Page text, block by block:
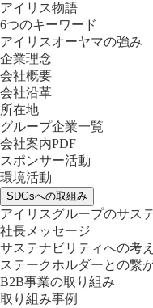
アイリス物語
6つのキーワード
アイリスオーヤマの強み
企業理念
会社概要
会社沿革
所在地
グループ企業一覧
会社案内PDF
スポンサー活動
環境活動
SDGsへの取組み
アイリスグループのサス
社長メッセージ
サステナビリティへの考
ステークホルダーとの繋
B2B事業の取り組み
取り組み事例